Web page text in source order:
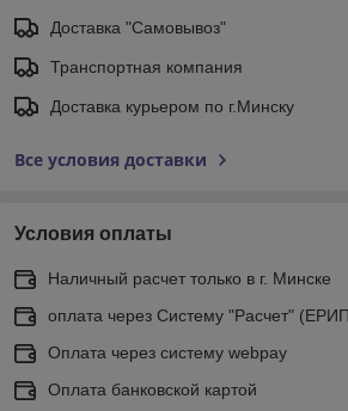
Доставка "Самовывоз"
Транспортная компания
Доставка курьером по г.Минску
Все условия доставки
Условия оплаты
Наличный расчет только в г. Минске
оплата через Систему "Расчет"
Оплата через систему webpay
Оплата банковской картой